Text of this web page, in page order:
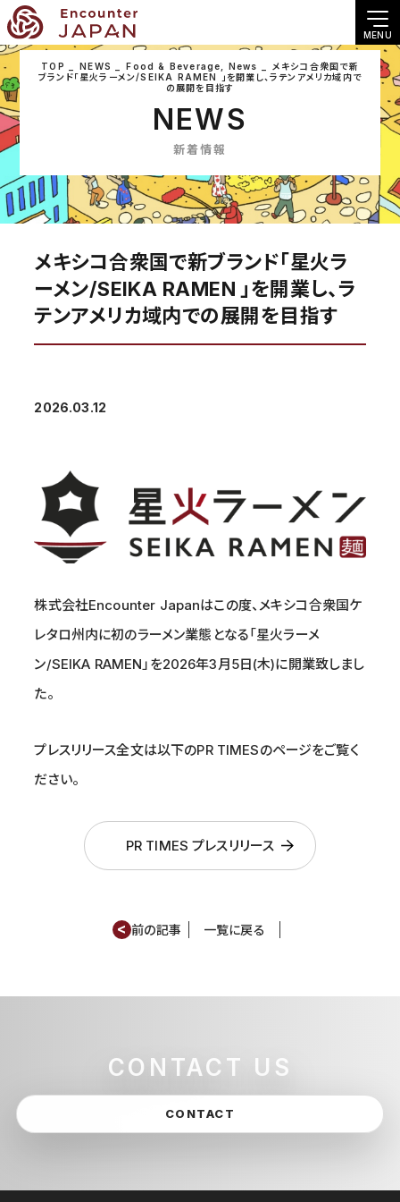
MENU
TOP NEWS Food & Beverage News
メキシコ合衆国で新
ブランド「星火ラーメン/SEIKA RAMEN 」を開業し、ラテンアメリカ域内で
の展開を目指す
NEWS
新着情報
メキシコ合衆国で新ブランド「星火ラ
ーメン/SEIKA RAMEN 」を開業し、ラ
テンアメリカ域内での展開を目指す
2026.03.12
株式会社Encounter Japanはこの度、メキシコ合衆国ケ
レタロ州内に初のラーメン業態となる「星火ラーメ
ン/SEIKA RAMEN」を2026年3月5日(木)に開業致しまし
た。
プレスリリース全文は以下のPR TIMESのページをご覧く
ださい。
PR TIMES プレスリリース
< 前の記事 一覧に戻る
CONTACT US
CONTACT